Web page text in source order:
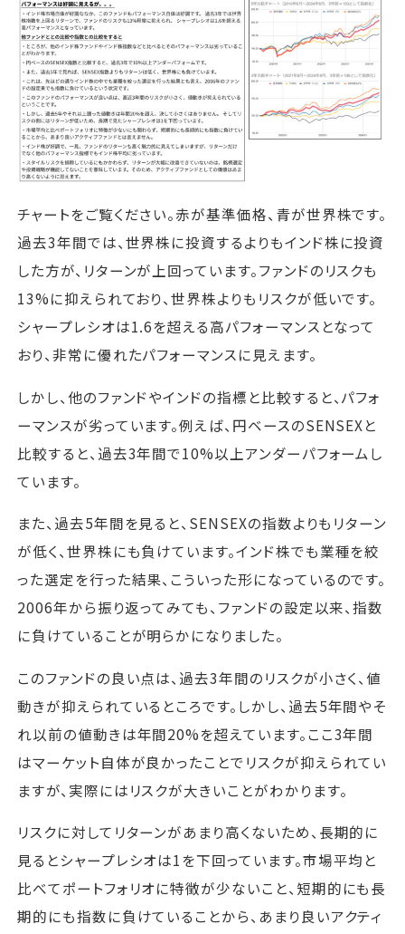
チャートをご覧ください。赤が基準価格、青が世界株です。
過去3年間では、世界株に投資するよりもインド株に投資
した方が、リターンが上回っています。ファンドのリスクも
13%に抑えられており、世界株よりもリスクが低いです。
シャープレシオは1.6を超える高パフォーマンスとなって
おり、非常に優れたパフォーマンスに見えます。
しかし、他のファンドやインドの指標と比較すると、パフォ
ーマンスが劣っています。例えば、円ベースのSENSEXと
比較すると、過去3年間で10%以上アンダーパフォームし
ています。
また、過去5年間を見ると、SENSEXの指数よりもリターン
が低く、世界株にも負けています。インド株でも業種を絞
った選定を行った結果、こういった形になっているのです。
2006年から振り返ってみても、ファンドの設定以来、指数
に負けていることが明らかになりました。
このファンドの良い点は、過去3年間のリスクが小さく、値
動きが抑えられているところです。しかし、過去5年間やそ
れ以前の値動きは年間20%を超えています。ここ3年間
はマーケット自体が良かったことでリスクが抑えられてい
ますが、実際にはリスクが大きいことがわかります。
リスクに対してリターンがあまり高くないため、長期的に
見るとシャープレシオは1を下回っています。市場平均と
比べてポートフォリオに特徴が少ないこと、短期的にも長
期的にも指数に負けていることから、あまり良いアクティ